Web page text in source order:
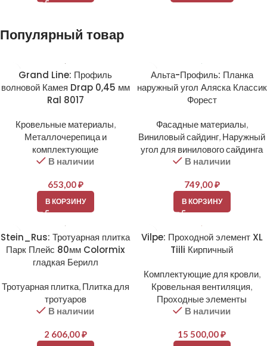
Популярный товар
Grand Line: Профиль
волновой Камея Drap 0,45 мм
Ral 8017
Кровельные материалы,
Металлочерепица и
комплектующие
В наличии
653,00₽
В КОРЗИНУ
Альта-Профиль: Планка
наружный угол Аляска Классик
Форест
Фасадные материалы,
Виниловый сайдинг, Наружный
угол для винилового сайдинга
В наличии
749,00₽
В КОРЗИНУ
Stein_Rus: Тротуарная плитка
Парк Плейс 80мм Colormix
гладкая Берилл
Тротуарная плитка, Плитка для
тротуаров
В наличии
2 606,00₽
Vilpe: Проходной элемент XL
Tiili Кирпичный
Комплектующие для кровли,
Кровельная вентиляция,
Проходные элементы
В наличии
15 500,00₽